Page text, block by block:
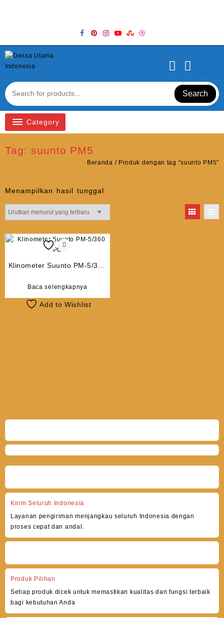
Search
Category
Tag: suunto PM5
Beranda / Produk dengan tag “suunto PM5”
Menampilkan hasil tunggal
Klinometer Suunto PM-5/360
Baca selengkapnya
Add to Wishlist
Kirim Seluruh Indonesia
Layanan pengiriman menjangkau seluruh Indonesia dengan
proses cepat dan andal.
Produk Pilihan
Setiap produk dicek untuk memastikan kualitas dan fungsi terbaik
bagi kebutuhan Anda